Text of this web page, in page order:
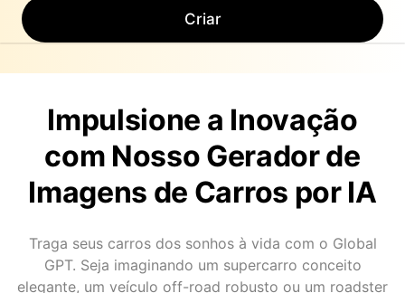
Criar
Impulsione a Inovação
com Nosso Gerador de
Imagens de Carros por IA
Traga seus carros dos sonhos à vida com o Global
GPT. Seja imaginando um supercarro conceito
elegante, um veículo off-road robusto ou um roadster